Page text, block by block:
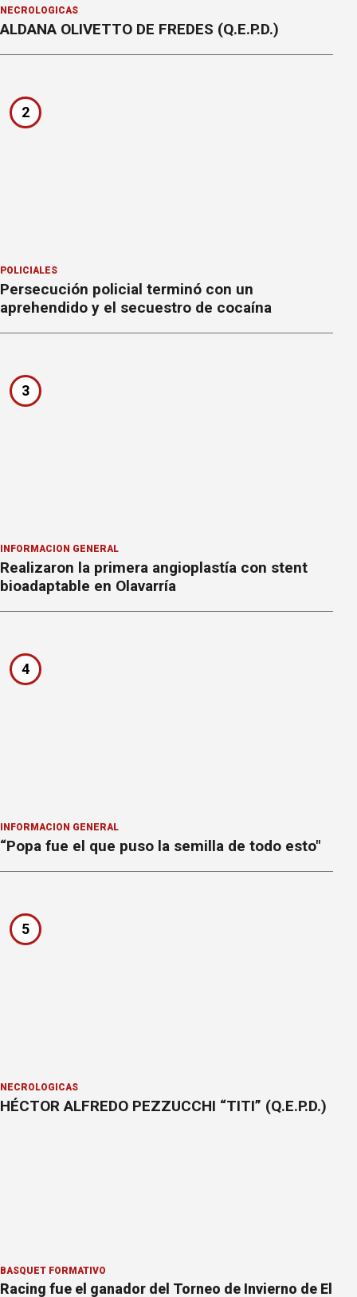
NECROLÓGICAS
ALDANA OLIVETTO DE FREDES (Q.E.P.D.)
2
POLICIALES
Persecución policial terminó con un
aprehendido y el secuestro de cocaína
3
INFORMACION GENERAL
Realizaron la primera angioplastía con stent
bioadaptable en Olavarría
4
INFORMACION GENERAL
“Popa fue el que puso la semilla de todo esto"
5
NECROLÓGICAS
HÉCTOR ALFREDO PEZZUCCHI “TITI” (Q.E.P.D.)
BÁSQUET FORMATIVO
Racing fue el ganador del Torneo de Invierno de El